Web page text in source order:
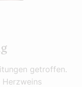
getroffen.